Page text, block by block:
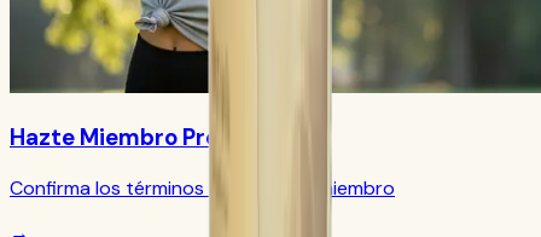
Hazte Miembro Preferido
Confirma los términos actuales de miembro